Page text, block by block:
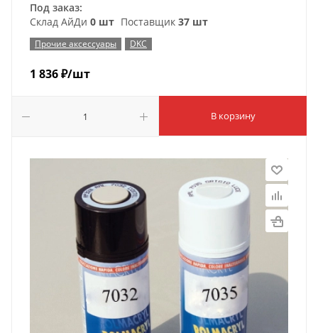
Под заказ:
Склад АйДи 0 шт Поставщик 37 шт
Прочие аксессуары DKC
1 836₽/шт
В корзину